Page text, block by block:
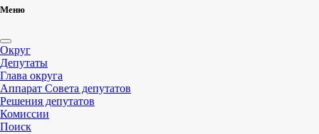
Меню
Округ
Депутаты
Глава округа
Аппарат Совета депутатов
Решения депутатов
Комиссии
Поиск